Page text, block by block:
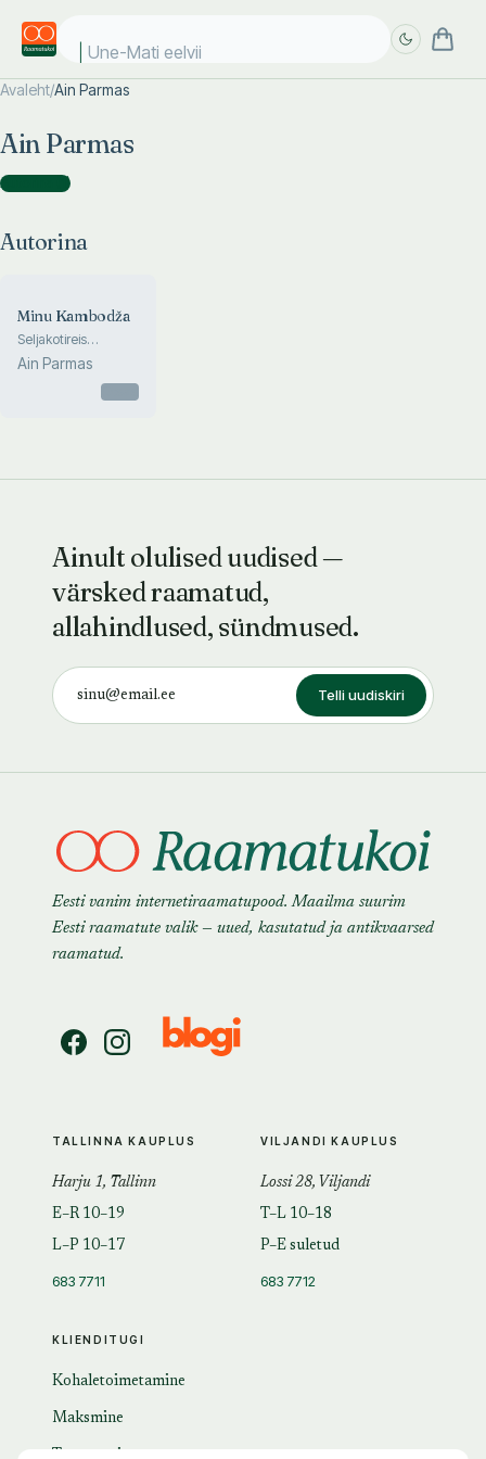
Une-Mati eelviim
Avaleht/Ain Parmas
Ain Parmas
Autorina )
Autorina
Minu Kambodža
Seljakotireis
iseendasse
Ain Parmas
Ainult olulised uudised —
värsked raamatud,
allahindlused, sündmused.
Telli uudiskiri
Eesti vanim internetiraamatupood. Maailma suurim
Eesti raamatute valik — uued, kasutatud ja antikvaarsed
raamatud.
KLIENDITUGI
Kohaletoimetamine
Maksmine
TALLINNA KAUPLUS
Harju 1, Tallinn
E–R 10–19
L–P 10–17
683 7711
VILJANDI KAUPLUS
Lossi 28, Viljandi
T–L 10–18
P–E suletud
683 7712